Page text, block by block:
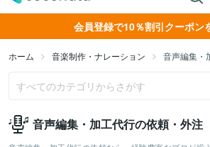
会員登録で10％割引クーポン
ホーム 音楽制作・ナレーション 音声編集・
音声編集・加工代行の依頼・外注